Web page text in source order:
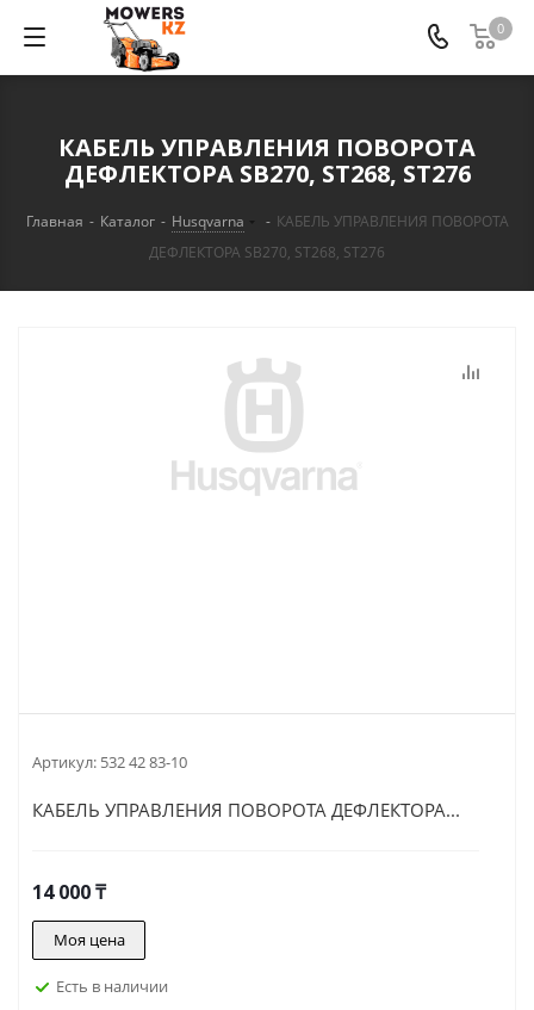
0
КАБЕЛЬ УПРАВЛЕНИЯ ПОВОРОТА
ДЕФЛЕКТОРА SB270, ST268, ST276
Главная - Каталог - Husqvarna - КАБЕЛЬ УПРАВЛЕНИЯ ПОВОРОТА
ДЕФЛЕКТОРА SB270, ST268, ST276
Артикул: 532 42 83-10
КАБЕЛЬ УПРАВЛЕНИЯ ПОВОРОТА ДЕФЛЕКТОРА...
14 000₸
Моя цена
Есть в наличии